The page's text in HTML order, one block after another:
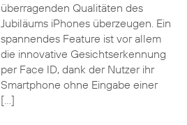
überragenden Qualitäten des
Jubiläums iPhones überzeugen. Ein
spannendes Feature ist vor allem
die innovative Gesichtserkennung
per Face ID, dank der Nutzer ihr
Smartphone ohne Eingabe einer
[…]